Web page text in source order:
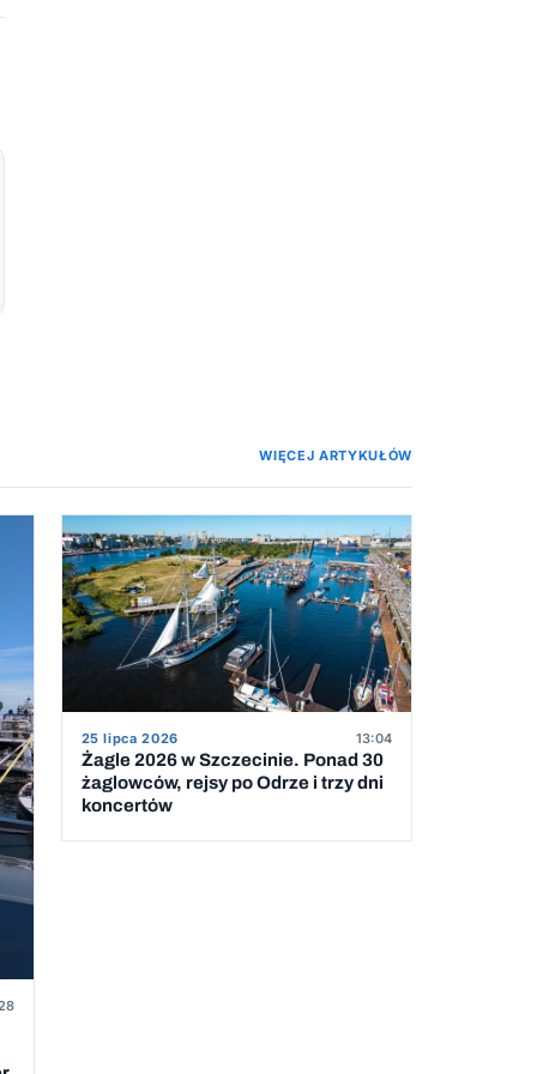
WIĘCEJ ARTYKUŁÓW
25 lipca 2026 13:04
Żagle 2026 w Szczecinie. Ponad 30
żaglowców, rejsy po Odrze i trzy dni
koncertów